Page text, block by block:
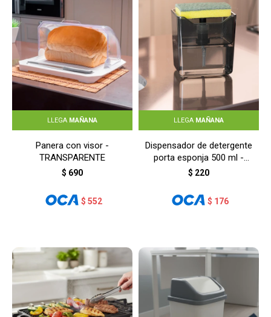
LLEGA MAÑANA
Panera con visor -
TRANSPARENTE
$ 690
$ 552
LLEGA MAÑANA
Dispensador de detergente
porta esponja 500 ml -
NEGRO
$ 220
$ 176